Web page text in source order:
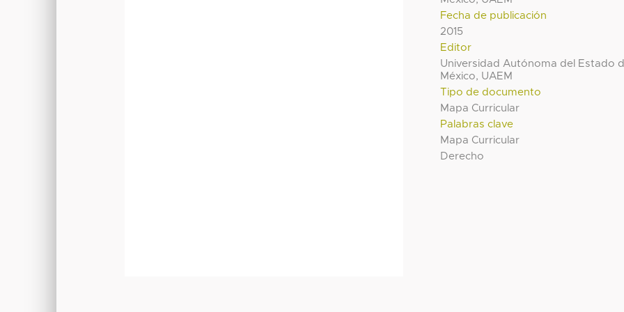
Fecha de publicación
2015
Editor
Universidad Autónoma del Estado
México, UAEM
Tipo de documento
Mapa Curricular
Palabras clave
Mapa Curricular
Derecho